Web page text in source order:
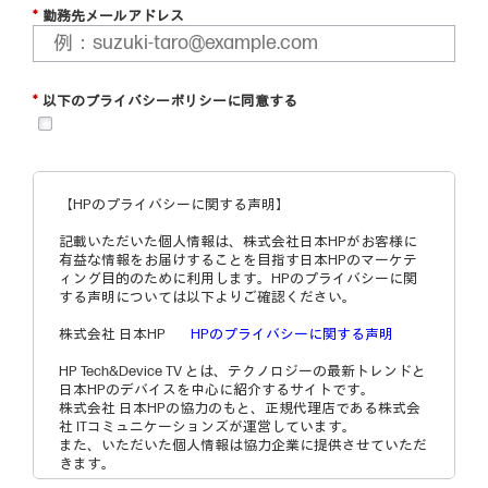
* 勤務先メールアドレス
* 以下のプライバシーポリシーに同意する
【HPのプライバシーに関する声明】
記載いただいた個人情報は、株式会社日本HPがお客様に
有益な情報をお届けすることを目指す日本HPのマーケテ
ィング目的のために利用します。HPのプライバシーに関
する声明については以下よりご確認ください。
株式会社 日本HP HPのプライバシーに関する声明
HP Tech&Device TV とは、テクノロジーの最新トレンドと
日本HPのデバイスを中心に紹介するサイトです。
株式会社 日本HPの協力のもと、正規代理店である株式会
社 ITコミュニケーションズが運営しています。
また、いただいた個人情報は協力企業に提供させていただ
きます。